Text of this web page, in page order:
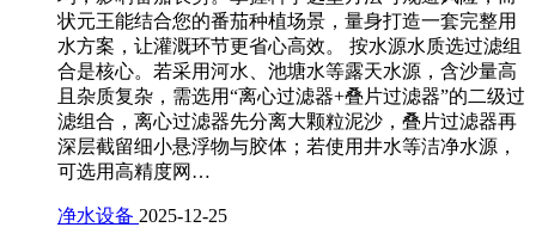
状元王能结合您的番茄种植场景，量身打造一套完整用
水方案，让灌溉环节更省心高效。 按水源水质选过滤组
合是核心。若采用河水、池塘水等露天水源，含沙量高
且杂质复杂，需选用“离心过滤器+叠片过滤器”的二级过
滤组合，离心过滤器先分离大颗粒泥沙，叠片过滤器再
深层截留细小悬浮物与胶体；若使用井水等洁净水源，
可选用高精度网…
净水设备 2025-12-25